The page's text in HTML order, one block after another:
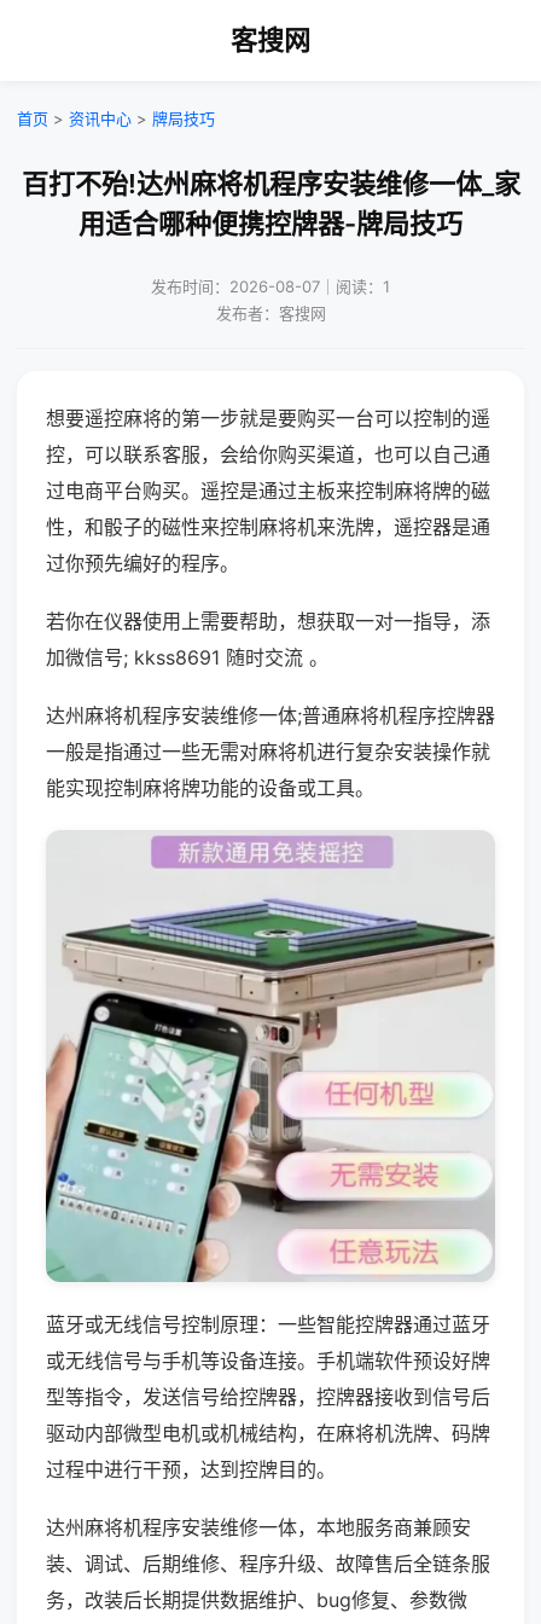
客搜网
首页 > 资讯中心 > 牌局技巧
百打不殆!达州麻将机程序安装维修一体_家
用适合哪种便携控牌器-牌局技巧
发布时间：2026-08-07｜阅读：1
发布者：客搜网
想要遥控麻将的第一步就是要购买一台可以控制的遥
控，可以联系客服，会给你购买渠道，也可以自己通
过电商平台购买。遥控是通过主板来控制麻将牌的磁
性，和骰子的磁性来控制麻将机来洗牌，遥控器是通
过你预先编好的程序。
若你在仪器使用上需要帮助，想获取一对一指导，添
加微信号; kkss8691 随时交流 。
达州麻将机程序安装维修一体;普通麻将机程序控牌器
一般是指通过一些无需对麻将机进行复杂安装操作就
能实现控制麻将牌功能的设备或工具。
蓝牙或无线信号控制原理：一些智能控牌器通过蓝牙
或无线信号与手机等设备连接。手机端软件预设好牌
型等指令，发送信号给控牌器，控牌器接收到信号后
驱动内部微型电机或机械结构，在麻将机洗牌、码牌
过程中进行干预，达到控牌目的。
达州麻将机程序安装维修一体，本地服务商兼顾安
装、调试、后期维修、程序升级、故障售后全链条服
务，改装后长期提供数据维护、bug修复、参数微